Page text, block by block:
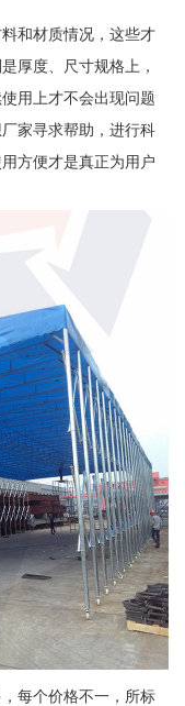
和材质情况，这些才
厚度、尺寸规格上，
用上才不会出现问题
家寻求帮助，进行科
方便才是真正为用户
每个价格不一，所标